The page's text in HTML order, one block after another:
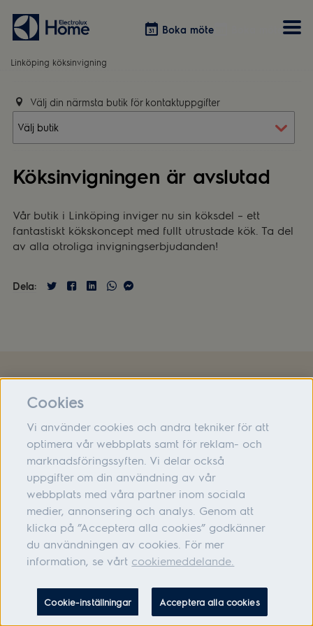
Boka möte
Våra kök
Övrigt
Förvaring
Övrigt
Vitvaror
Tvätt & Tork
Dammsugare
Hem & Hushåll
Linköping köksinvigning
Välj din närmsta butik för kontaktuppgifter
Köksinvigningen är avslutad
Vår butik i Linköping inviger nu sin köksdel – ett
fantastiskt kökskoncept med fullt utrustade kök. Ta del
av alla otroliga invigningserbjudanden!
Dela:
Följ oss
Adress: Electrolux Hemprodukter AB, S:t Göransgatan 143, 105 45
Stockholm Organisationsnummer: 556010-6626
Cookies
Vi använder cookies och andra tekniker för att
optimera vår webbplats samt för reklam- och
marknadsföringssyften. Vi delar också
uppgifter om din användning av vår
webbplats med våra partner inom sociala
medier, annonsering och analys. Genom att
klicka på ”Acceptera alla cookies” godkänner
du användningen av cookies. För mer
information, se vårt cookiemeddelande.
Cookie-inställningar Acceptera alla cookies